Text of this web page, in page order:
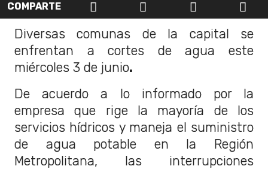
COMPARTE
Diversas comunas de la capital se
enfrentan a cortes de agua este
miércoles 3 de junio.
De acuerdo a lo informado por la
empresa que rige la mayoría de los
servicios hídricos y maneja el suministro
de agua potable en la Región
Metropolitana, las interrupciones